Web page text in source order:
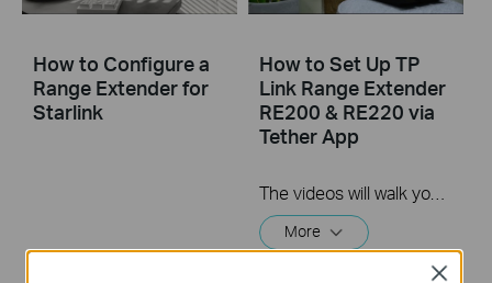
How to Configure a
Range Extender for
Starlink
How to Set Up TP
Link Range Extender
RE200 & RE220 via
Tether App
The videos will walk you through the process for setting up a TP-Link Range Extender.
More
Close